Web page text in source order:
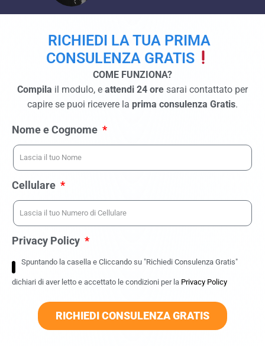
RICHIEDI LA TUA PRIMA
CONSULENZA GRATIS
COME FUNZIONA?
Compila il modulo, e attendi 24 ore sarai contattato per
capire se puoi ricevere la prima consulenza Gratis.
Nome e Cognome
Cellulare
Privacy Policy
Spuntando la casella e Cliccando su "Richiedi Consulenza Gratis"
dichiari di aver letto e accettato le condizioni per la Privacy Policy
RICHIEDI CONSULENZA GRATIS